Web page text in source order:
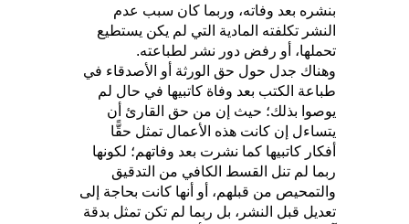
بنشره بعد وفاته، وربما كان سبب عدم
النشر تكلفته المادية التي لم يكن يستطيع
تحملها، أو رفض دور نشر لطباعته.
وهناك جدل حول حق الورثة أو الأصدقاء في
طباعة الكتب بعد وفاة كاتبيها في حال لم
يوصوا بذلك؛ حيث إن من حق القارئ أن
يتساءل إن كانت هذه الأعمال تمثل حقًّا
أفكار كاتبيها كما نشرت بعد وفاتهم؛ لكونها
ربما لم تنل القسط الكافي من التدقيق
والتمحيص من قبلهم، أو أنها كانت بحاجة إلى
تعديل قبل النشر، بل ربما لم تكن تمثل بدقة